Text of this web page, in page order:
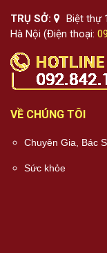
TRỤ SỞ:
Biệt thự
Hà Nội (Điện thoại:
VỀ CHÚNG TÔI
Chuyên Gia, Bác
Sức khỏe